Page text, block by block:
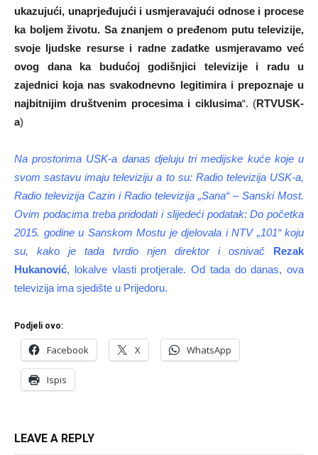
ukazujući, unaprjeđujući i usmjeravajući odnose i procese
ka boljem životu. Sa znanjem o pređenom putu televizije,
svoje ljudske resurse i radne zadatke usmjeravamo već
ovog dana ka budućoj godišnjici televizije i radu u
zajednici koja nas svakodnevno legitimira i prepoznaje u
najbitnijim društvenim procesima i ciklusima“. (RTVUSK-
a)
Na prostorima USK-a danas djeluju tri medijske kuće koje u
svom sastavu imaju televiziju a to su: Radio televizija USK-a,
Radio televizija Cazin i Radio televizija „Sana“ – Sanski Most.
Ovim podacima treba pridodati i slijedeći podatak: Do početka
2015. godine u Sanskom Mostu je djelovala i NTV „101“ koju
su, kako je tada tvrdio njen direktor i osnivač
Rezak
Hukanović, lokalve vlasti protjerale. Od tada do danas, ova
televizija ima sjedište u Prijedoru.
Podjeli ovo:
Facebook X WhatsApp
Ispis
LEAVE A REPLY